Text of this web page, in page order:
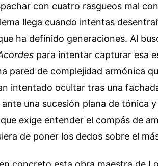
con cuatro rasgueos mal
llega cuando intentas
ha definido generaciones. Al
para intentar capturar esa
pared de complejidad armónica
intentado ocultar tras una
una sucesión plana de tónica
exige entender el compás de
de poner los dedos sobre el